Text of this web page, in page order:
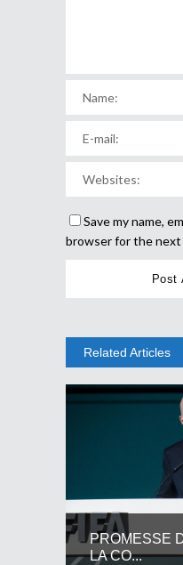
Save my name,
browser for the
Related Articles
PROMESSE
LA CO...